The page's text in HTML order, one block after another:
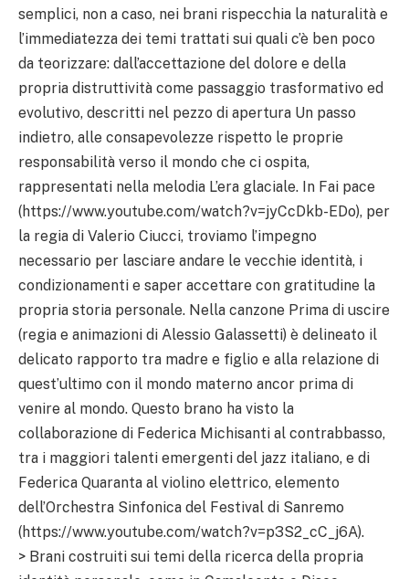
semplici, non a caso, nei brani rispecchia la naturalità e
l’immediatezza dei temi trattati sui quali c’è ben poco
da teorizzare: dall’accettazione del dolore e della
propria distruttività come passaggio trasformativo ed
evolutivo, descritti nel pezzo di apertura Un passo
indietro, alle consapevolezze rispetto le proprie
responsabilità verso il mondo che ci ospita,
rappresentati nella melodia L’era glaciale. In Fai pace
(https://www.youtube.com/watch?v=jyCcDkb-EDo), per
la regia di Valerio Ciucci, troviamo l’impegno
necessario per lasciare andare le vecchie identità, i
condizionamenti e saper accettare con gratitudine la
propria storia personale. Nella canzone Prima di uscire
(regia e animazioni di Alessio Galassetti) è delineato il
delicato rapporto tra madre e figlio e alla relazione di
quest’ultimo con il mondo materno ancor prima di
venire al mondo. Questo brano ha visto la
collaborazione di Federica Michisanti al contrabbasso,
tra i maggiori talenti emergenti del jazz italiano, e di
Federica Quaranta al violino elettrico, elemento
dell’Orchestra Sinfonica del Festival di Sanremo
(https://www.youtube.com/watch?v=p3S2_cC_j6A).
> Brani costruiti sui temi della ricerca della propria